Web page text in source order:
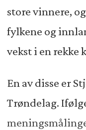
store vinnere,
fylkene og
vekst i en
En av disse er
Trøndelag.